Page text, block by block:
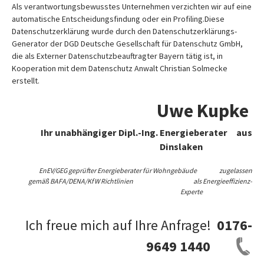
Als verantwortungsbewusstes Unternehmen verzichten wir auf eine
automatische Entscheidungsfindung oder ein Profiling.Diese
Datenschutzerklärung wurde durch den Datenschutzerklärungs-
Generator der DGD Deutsche Gesellschaft für Datenschutz GmbH,
die als Externer Datenschutzbeauftragter Bayern tätig ist, in
Kooperation mit dem Datenschutz Anwalt Christian Solmecke
erstellt.
Uwe Kupke
Ihr unabhängiger Dipl.-Ing. Energieberater aus
Dinslaken
EnEV/GEG geprüfter Energieberater für Wohngebäude zugelassen
gemäß BAFA/DENA/KfW Richtlinien als Energieeffizienz-
Experte
Ich freue mich auf Ihre Anfrage! 0176-
9649 1440